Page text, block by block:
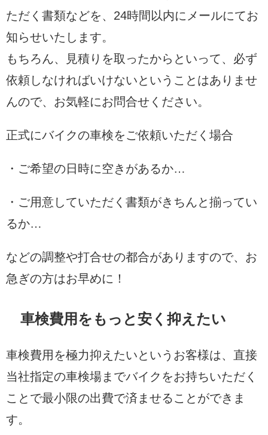
ただく書類などを、24時間以内にメールにてお
知らせいたします。
もちろん、見積りを取ったからといって、必ず
依頼しなければいけないということはありませ
んので、お気軽にお問合せください。
正式にバイクの車検をご依頼いただく場合
・ご希望の日時に空きがあるか…
・ご用意していただく書類がきちんと揃ってい
るか…
などの調整や打合せの都合がありますので、お
急ぎの方はお早めに！
車検費用をもっと安く抑えたい
車検費用を極力抑えたいというお客様は、直接
当社指定の車検場までバイクをお持ちいただく
ことで最小限の出費で済ませることができま
す。